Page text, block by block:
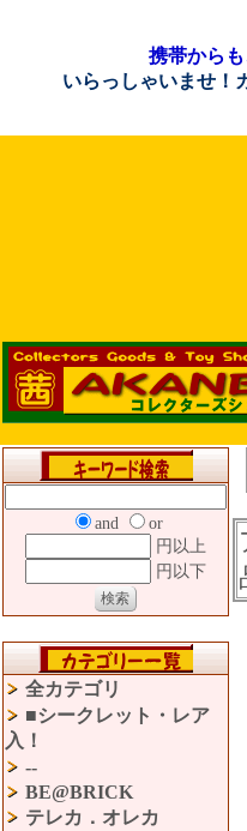
携帯から
いらっしゃいませ！カプ
and
or
円以上
円以下
全カテゴリ
■シークレット・レア
入！
--
BE@BRICK
テレカ．オレカ